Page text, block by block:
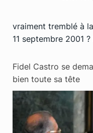
vraiment tremblé à
11 septembre 2001 ?
Fidel Castro se
bien toute sa tête